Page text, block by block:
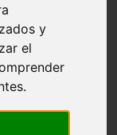
y
el